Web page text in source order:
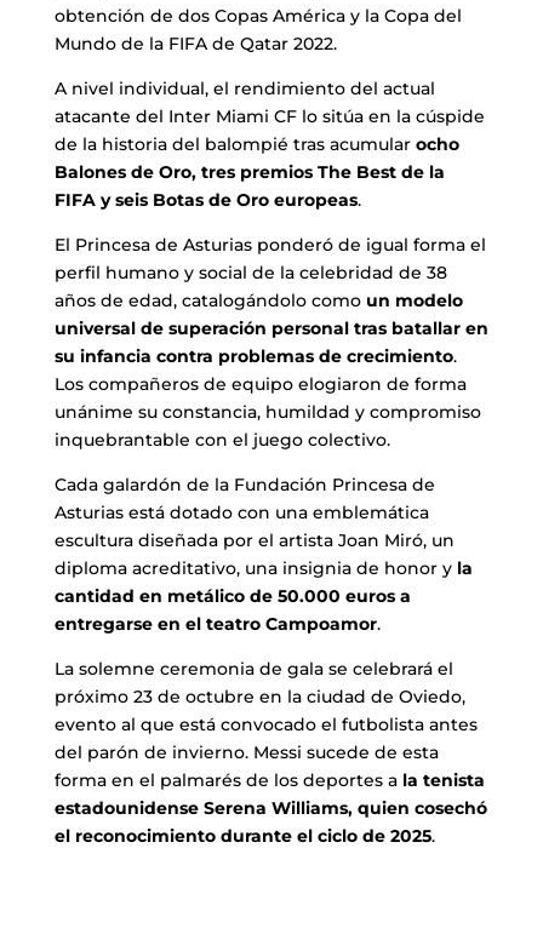
obtención de dos Copas América y la Copa del
Mundo de la FIFA de Qatar 2022.
A nivel individual, el rendimiento del actual
atacante del Inter Miami CF lo sitúa en la cúspide
de la historia del balompié tras acumular ocho
Balones de Oro, tres premios The Best de la
FIFA y seis Botas de Oro europeas.
El Princesa de Asturias ponderó de igual forma el
perfil humano y social de la celebridad de 38
años de edad, catalogándolo como un modelo
universal de superación personal tras batallar en
su infancia contra problemas de crecimiento.
Los compañeros de equipo elogiaron de forma
unánime su constancia, humildad y compromiso
inquebrantable con el juego colectivo.
Cada galardón de la Fundación Princesa de
Asturias está dotado con una emblemática
escultura diseñada por el artista Joan Miró, un
diploma acreditativo, una insignia de honor y la
cantidad en metálico de 50.000 euros a
entregarse en el teatro Campoamor.
La solemne ceremonia de gala se celebrará el
próximo 23 de octubre en la ciudad de Oviedo,
evento al que está convocado el futbolista antes
del parón de invierno. Messi sucede de esta
forma en el palmarés de los deportes a la tenista
estadounidense Serena Williams, quien cosechó
el reconocimiento durante el ciclo de 2025.